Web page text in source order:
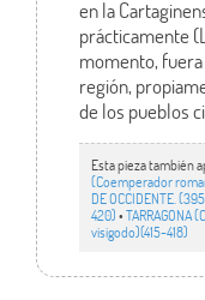
en la
prácticamente
momento, fuera
región,
de los pueblos
Esta pieza también
(Coemperador
DE OCCIDENTE.
420)•TARRAGONA
visigodo)(415-418)